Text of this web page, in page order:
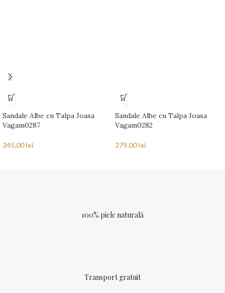
Sandale Albe cu Talpa Joasa
Vagam0287
245,00lei
Sandale Albe cu Talpa Joasa
Vagam0282
279,00lei
100% piele naturală
Transport gratuit